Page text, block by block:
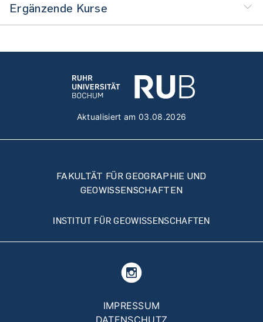
Ergänzende Kurse
Aktualisiert am 03.08.2026
FAKULTÄT FÜR GEOGRAPHIE UND
GEOWISSENSCHAFTEN
INSTITUT FÜR GEOWISSENSCHAFTEN
IMPRESSUM
DATENSCHUTZ